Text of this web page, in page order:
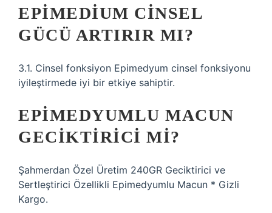
EPIMEDIUM CINSEL
GÜCÜ ARTIRIR MI?
3.1. Cinsel fonksiyon Epimedyum cinsel fonksiyonu
iyileştirmede iyi bir etkiye sahiptir.
EPIMEDYUMLU MACUN
GECIKTIRICI MI?
Şahmerdan Özel Üretim 240GR Geciktirici ve
Sertleştirici Özellikli Epimedyumlu Macun * Gizli
Kargo.